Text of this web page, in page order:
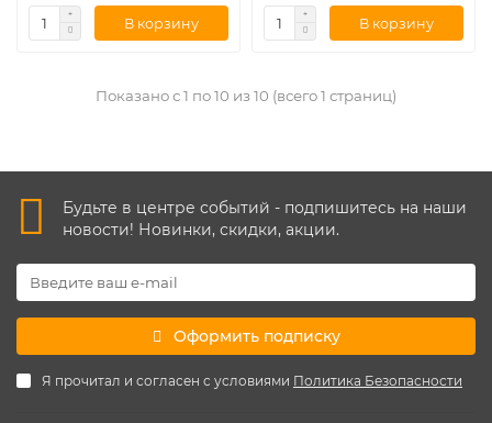
В корзину В корзину
Показано с 1 по 10 из 10 (всего 1 страниц)
Будьте в центре событий - подпишитесь на наши
новости! Новинки, скидки, акции.
Оформить подписку
Я прочитал и согласен с условиями Политика Безопасности